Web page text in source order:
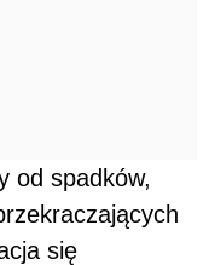
od spadków,
się